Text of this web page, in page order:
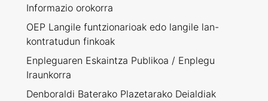
Informazio orokorra
OEP Langile funtzionarioak edo langile lan-
kontratudun finkoak
Enpleguaren Eskaintza Publikoa / Enplegu
Iraunkorra
Denboraldi Baterako Plazetarako Deialdiak